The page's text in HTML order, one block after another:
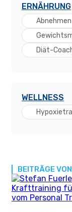
ERNÄHRUNG
Abnehmen
Diät-
WELLNESS
BEITRÄGE
Krafttraining
vom Personal